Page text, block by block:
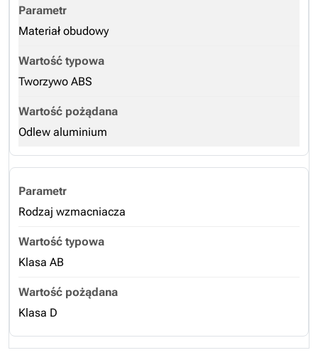
Materiał obudowy
Tworzywo ABS
Odlew aluminium
Rodzaj wzmacniacza
Klasa AB
Klasa D